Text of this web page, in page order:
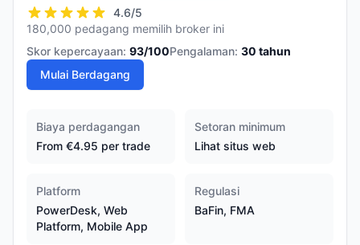
4.6/5
180,000 pedagang memilih broker ini
Skor kepercayaan: 93/100Pengalaman: 30 tahun
Mulai Berdagang
Biaya perdagangan
From €4.95 per trade
Setoran minimum
Lihat situs web
Platform
PowerDesk, Web
Platform, Mobile App
Regulasi
BaFin, FMA